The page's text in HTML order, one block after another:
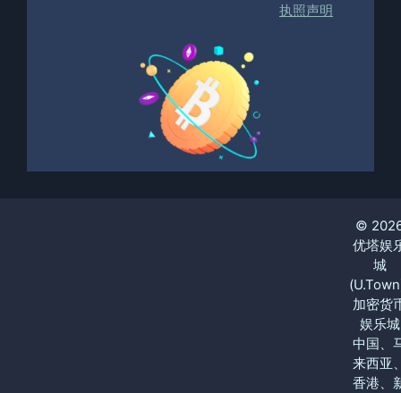
执照声明
©
优塔娱
城
加密货
娱乐城
中国、
来西亚
香港、